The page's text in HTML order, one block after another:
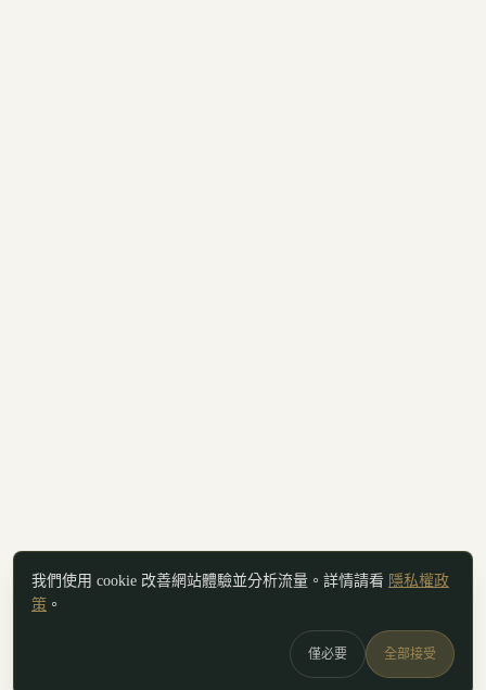
我們使用 cookie 改善網站體驗並分析流量。詳情請看 隱私權政
策 。
僅必要 全部接受